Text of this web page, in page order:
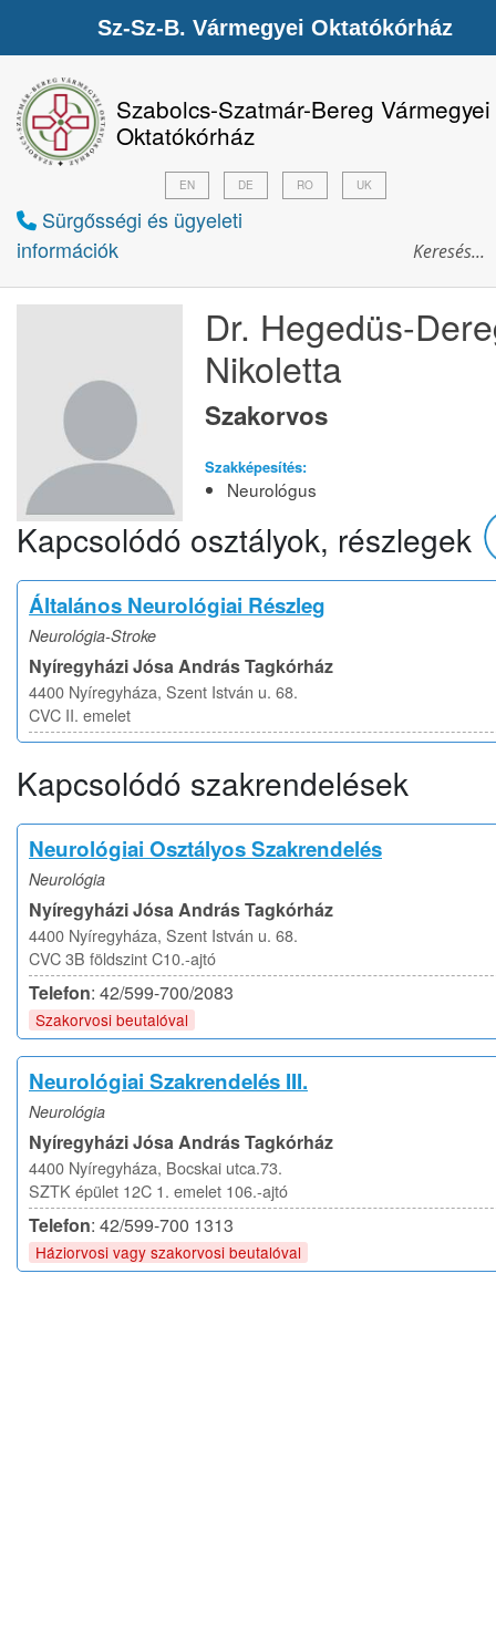
Szabolcs-Szatmár-Bereg Vármegyei
Oktatókórház
Sürgősségi és ügyeleti
információk
EN DE RO UK
Dr. Hegedüs-
Nikoletta
Szakorvos
Szakképesítés:
Neurológus
Kapcsolódó osztályok, részlegek
Általános Neurológiai Részleg
Neurológia-Stroke
Nyíregyházi Jósa András Tagkórház
4400 Nyíregyháza, Szent István u. 68.
CVC II. emelet
Kapcsolódó szakrendelések
Neurológiai Osztályos Szakrendelés
Neurológia
Nyíregyházi Jósa András Tagkórház
4400 Nyíregyháza, Szent István u. 68.
CVC 3B földszint C10.-ajtó
Telefon: 42/599-700/2083
Szakorvosi beutalóval
Neurológiai Szakrendelés III.
Neurológia
Nyíregyházi Jósa András Tagkórház
4400 Nyíregyháza, Bocskai utca.73.
SZTK épület 12C 1. emelet 106.-ajtó
Telefon: 42/599-700 1313
Háziorvosi vagy szakorvosi beutalóval
Sz-Sz-B. Vármegyei Oktatókórház